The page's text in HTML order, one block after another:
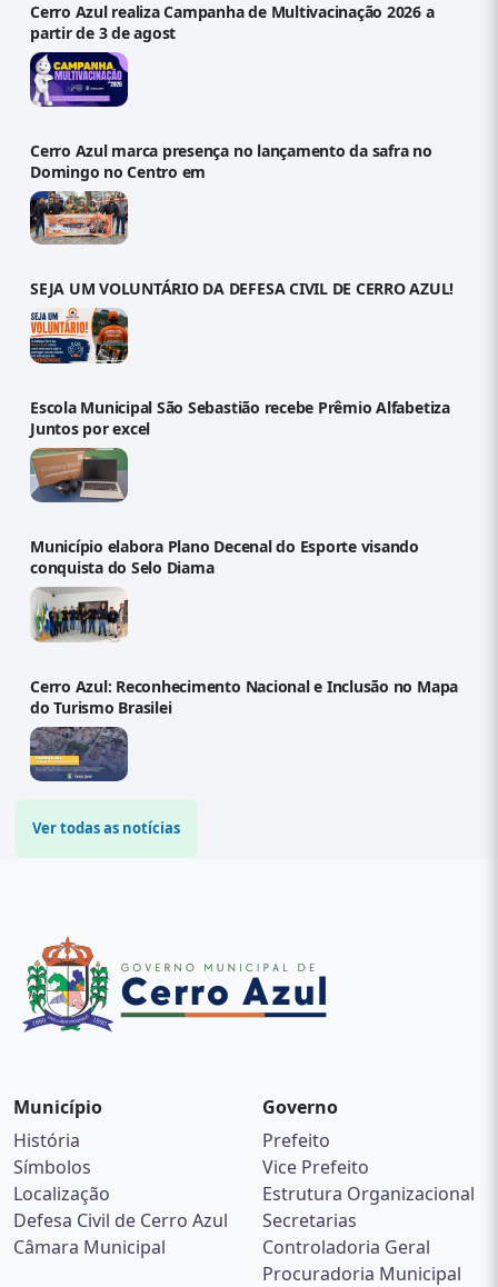
Cerro Azul realiza Campanha de Multivacinação 2026 a
partir de 3 de agost
Cerro Azul marca presença no lançamento da safra no
Domingo no Centro em
SEJA UM VOLUNTÁRIO DA DEFESA CIVIL DE CERRO AZUL!
Escola Municipal São Sebastião recebe Prêmio Alfabetiza
Juntos por excel
Município elabora Plano Decenal do Esporte visando
conquista do Selo Diama
Cerro Azul: Reconhecimento Nacional e Inclusão no Mapa
do Turismo Brasilei
Ver todas as notícias
Município
História
Símbolos
Localização
Defesa Civil de Cerro Azul
Câmara Municipal
Governo
Prefeito
Vice Prefeito
Estrutura Organizacional
Secretarias
Controladoria Geral
Procuradoria Municipal